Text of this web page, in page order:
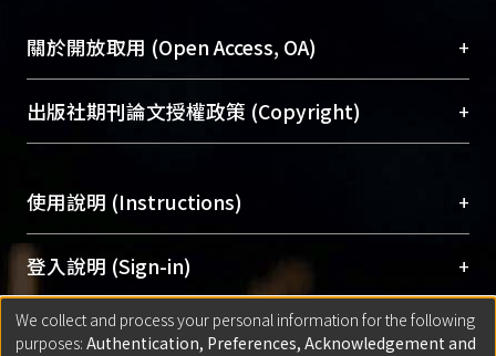
成果。
To permanently archive and promote researcher
profiles and scholarly works, Library integrates the
services of “NTU Repository” with “Academic
Sciences Library)
關於開放取用 (Open Access, OA) +
開放取用是從使用者角度提升資訊取用性的社會運
動，應用在學術研究上是透過將研究著作公開供使
用逐年攀升。同時可加速研究發展、提升研究影響
Archive）平台。 （點選深入了解OA）
出版社期刊論文授權政策 (Copyright) +
含部分內容的版權非匯入者所有，或由第三方贊
助與合作完成，請確認該版權所有者及第三方同
意提供此授權。
Please represent that the submission is your
original work, and that you have the right to
grant the rights to upload.
使用說明 (Instructions) +
網站簡介(Quickstart Guide)
使用手冊(Instruction Manual)
線上預約服務(Booking Service)
登入說明 (Sign-in) +
方案一：臺灣大學計算機中心帳號登入
匯入著作 (Submission) +
We collect and process your personal information for the following
purposes: Authentication, Preferences, Acknowledgement and